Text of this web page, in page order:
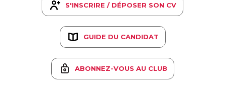
S'INSCRIRE / DÉPOSER SON CV
GUIDE DU CANDIDAT
ABONNEZ-VOUS AU CLUB